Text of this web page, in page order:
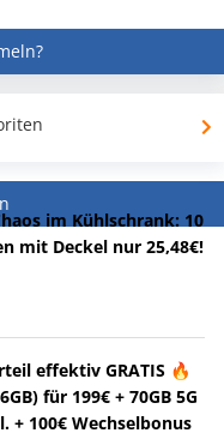
im Kühlschrank: 10
mit Deckel nur 25,48€!
effektiv GRATIS 🔥
für 199€ + 70GB 5G
+ 100€ Wechselbonus